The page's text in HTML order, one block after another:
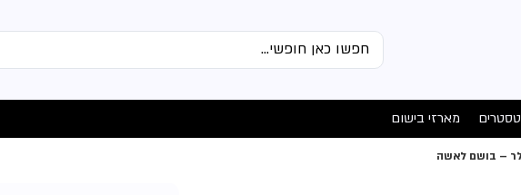
טסטרים מארזי בישום